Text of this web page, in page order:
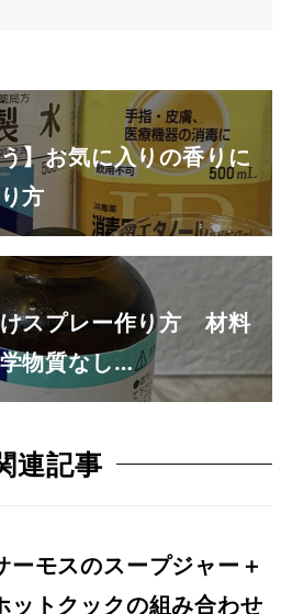
】お気に入りの香りに
方
スプレー作り方 材料
物質なし…
連記事
ーモスのスープジャー＋
ットクックの組み合わせ